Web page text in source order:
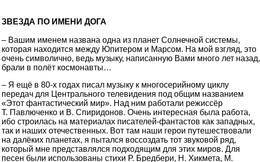
ЗВЕЗДА ПО ИМЕНИ ДОГА
– Вашим именем названа одна из планет Солнечной системы,
которая находится между Юпитером и Марсом. На мой взгляд, это
очень символично, ведь музыку, написанную Вами много лет назад,
брали в полёт космонавты…
– Я ещё в 80-х годах писал музыку к многосерийному циклу
передач для Центрального телевидения под общим названием
«Этот фантастический мир». Над ним работали режиссёр
Т. Павлюченко и В. Спиридонов. Очень интересная была работа,
ибо строилась на материалах писателей-фантастов как западных,
так и наших отечественных. Вот там наши герои путешествовали
на далёких планетах, я пытался воссоздать тот звуковой ряд,
который мне представлялся подходящим для этих миров. Для
песен были использованы стихи Р. Бредбери, Н. Хикмета, М.